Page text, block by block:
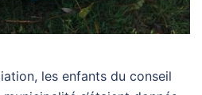
les enfants du conseil